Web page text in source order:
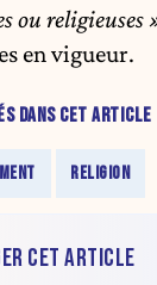
ou religieuses
en vigueur.
DANS CET ARTICLE
RELIGION
CET ARTICLE